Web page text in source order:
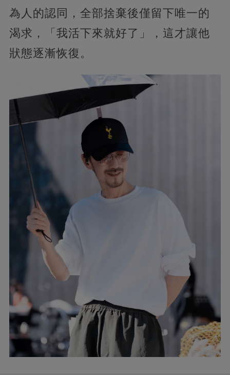
為人的認同，全部捨棄後僅留下唯一的
渴求，「我活下來就好了」，這才讓他
狀態逐漸恢復。